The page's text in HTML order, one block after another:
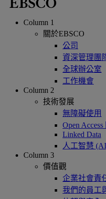
Column 1
關於EBSCO
公司
資深管理團
全球辦公室
工作機會
Column 2
技術發展
無障礙使用
Open
Linked Data
人工智慧
Column 3
價值觀
企業社會責
我們的員工